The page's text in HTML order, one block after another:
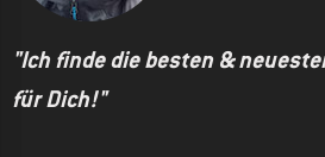
"Ich finde die besten &
für Dich!"